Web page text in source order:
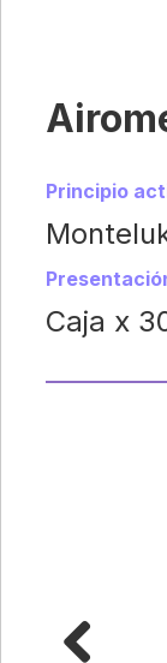
Principio
Caja x